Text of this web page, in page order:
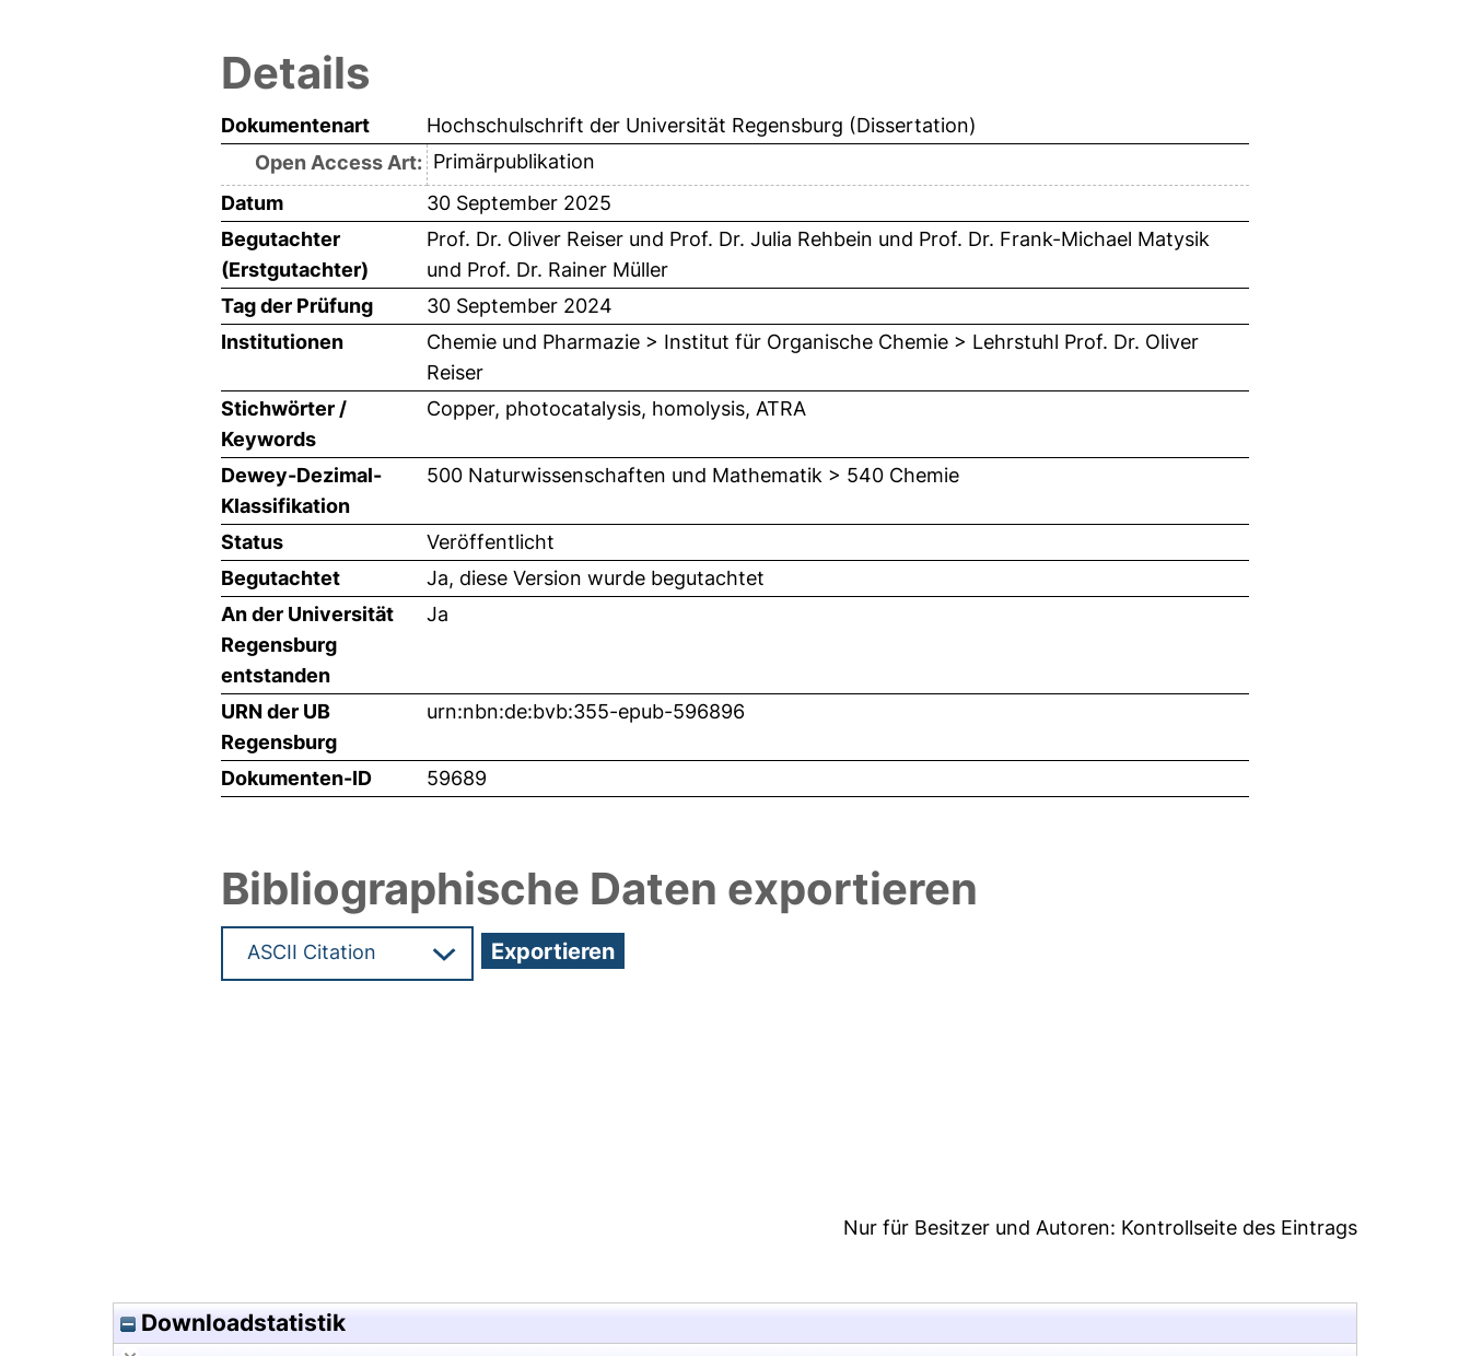
Details
Dokumentenart
Hochschulschrift der Universität Regensburg (Dissertation)
Open Access Art: Primärpublikation
Datum
30 September 2025
Begutachter
(Erstgutachter)
Prof. Dr. Oliver Reiser und Prof. Dr. Julia Rehbein und Prof. Dr. Frank-Michael Matysik
und Prof. Dr. Rainer Müller
Tag der Prüfung
30 September 2024
Institutionen
Chemie und Pharmazie > Institut für Organische Chemie > Lehrstuhl Prof. Dr. Oliver
Reiser
Stichwörter /
Keywords
Copper, photocatalysis, homolysis, ATRA
Dewey-Dezimal-
Klassifikation
500 Naturwissenschaften und Mathematik > 540 Chemie
Status
Veröffentlicht
Begutachtet
Ja, diese Version wurde begutachtet
An der Universität
Regensburg
entstanden
Ja
URN der UB
Regensburg
urn:nbn:de:bvb:355-epub-596896
Dokumenten-ID 59689
Bibliographische Daten exportieren
Nur für Besitzer und Autoren: Kontrollseite des Eintrags
Downloadstatistik